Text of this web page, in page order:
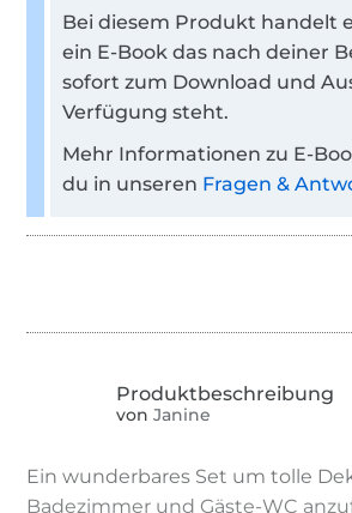
Bei diesem Produkt handelt
ein E-Book das nach deiner
sofort zum Download und
Verfügung steht.
Mehr Informationen zu E-
du in unseren Fragen &
von Janine
Ein wunderbares Set um tolle
Badezimmer und Gäste-WC